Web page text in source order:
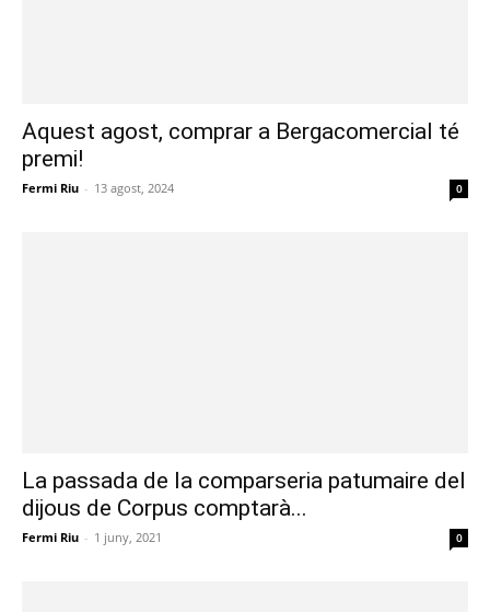
Aquest agost, comprar a Bergacomercial té
premi!
Fermi Riu - 13 agost, 2024 0
La passada de la comparseria patumaire del
dijous de Corpus comptarà...
Fermi Riu - 1 juny, 2021 0